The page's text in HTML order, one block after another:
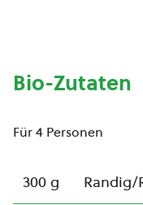
Bio-Zutaten
Für 4 Personen
300 g Randig/